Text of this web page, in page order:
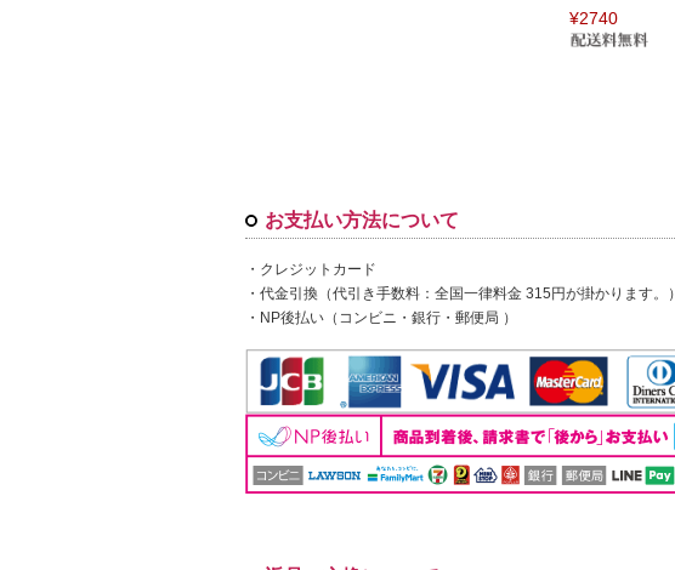
¥2740
お支払い方法について
・クレジットカード
・代金引換（代引き手数料：全国一律料金 315円が掛かります。）
・NP後払い（コンビニ・銀行・郵便局 ）